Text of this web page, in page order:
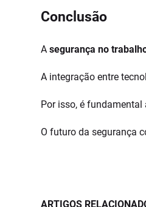
Conclusão
Asegurança no
A integração entre
Por isso, é
O futuro da segurança
ARTIGOS